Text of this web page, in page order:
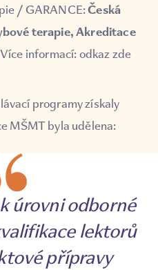
/ GARANCE:Česká
terapie, Akreditace
informací:odkaz zde
programy získaly
MŠMT byla udělena:
úrovni odborné
lektorů
přípravy